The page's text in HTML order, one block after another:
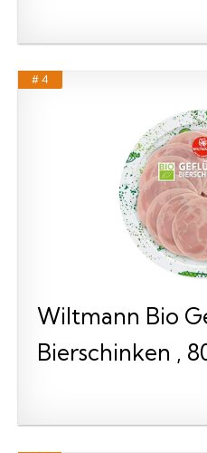
# 4
Wiltmann Bio
Bierschinken ,